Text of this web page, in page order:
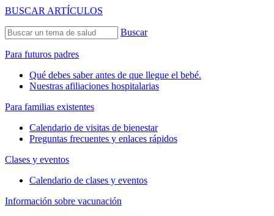
BUSCAR ARTÍCULOS
Buscar
Para futuros padres
Qué debes saber antes de que llegue el bebé.
Nuestras afiliaciones hospitalarias
Para familias existentes
Calendario de visitas de bienestar
Preguntas frecuentes y enlaces rápidos
Clases y eventos
Calendario de clases y eventos
Información sobre vacunación